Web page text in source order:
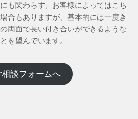
も関わらす、お客様によってはこち
合もありますが、基本的には一度き
両面で長い付き合いができるような
を望んでいます。
相談フォームへ